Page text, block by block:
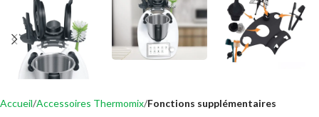
Accueil Accessoires Thermomix Fonctions supplémentaires